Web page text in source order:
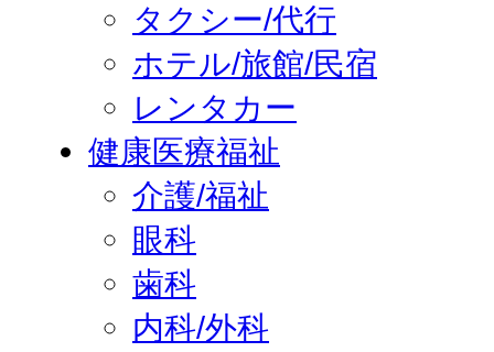
タクシー/代行
ホテル/旅館/民宿
レンタカー
健康医療福祉
介護/福祉
眼科
歯科
内科/外科